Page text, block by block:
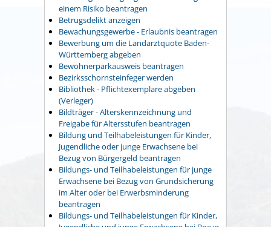
einem Risiko beantragen
Betrugsdelikt anzeigen
Bewachungsgewerbe - Erlaubnis beantragen
Bewerbung um die Landarztquote Baden-
Württemberg abgeben
Bewohnerparkausweis beantragen
Bezirksschornsteinfeger werden
Bibliothek - Pflichtexemplare abgeben
(Verleger)
Bildträger - Alterskennzeichnung und
Freigabe für Altersstufen beantragen
Bildung und Teilhabeleistungen für Kinder,
Jugendliche oder junge Erwachsene bei
Bezug von Bürgergeld beantragen
Bildungs- und Teilhabeleistungen für junge
Erwachsene bei Bezug von Grundsicherung
im Alter oder bei Erwerbsminderung
beantragen
Bildungs- und Teilhabeleistungen für Kinder,